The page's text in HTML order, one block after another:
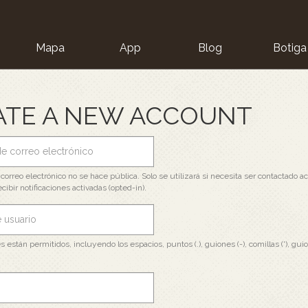
Mapa App Blog Botiga
A NEW ACCOUNT
electrónico no se hace pública. Solo se utilizará si necesita ser contactado
notificaciones activadas (opted-in).
están permitidos, incluyendo los espacios, puntos (.), guiones (-), comillas ('),